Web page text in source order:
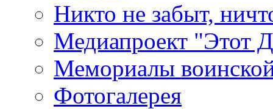
Никто не забыт,
Медиапроект "Этот
Мемориалы
Фотогалерея